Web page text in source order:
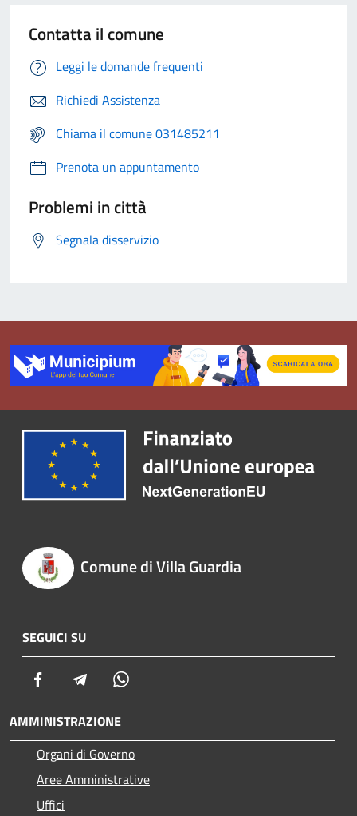
Contatta il comune
Leggi le domande frequenti
Richiedi Assistenza
Chiama il comune 031485211
Prenota un appuntamento
Problemi in città
Segnala disservizio
Comune di Villa Guardia
SEGUICI SU
Facebook Telegram
AMMINISTRAZIONE
Organi di Governo
Aree Amministrative
Uffici